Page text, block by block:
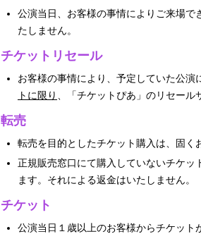
公演当日、お客様の事情によりご来場
たしません。
チケットリセール
お客様の事情により、予定していた公演
トに限り
、「チケットぴあ」のリセール
転売
転売を目的としたチケット購入は、固く
正規販売窓口にて購入していないチケ
ます。それによる返金はいたしません。
チケット
公演当日１歳以上のお客様からチケット